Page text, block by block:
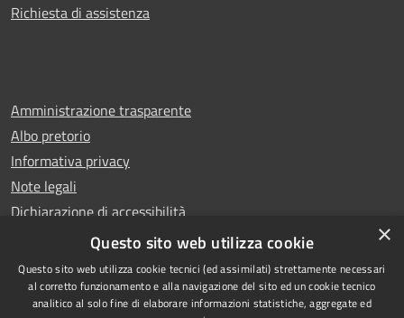
Richiesta di assistenza
Amministrazione trasparente
Albo pretorio
Informativa privacy
Note legali
Dichiarazione di accessibilità
Whistleblowing
×
Questo sito web utilizza cookie
Questo sito web utilizza cookie tecnici (ed assimilati) strettamente necessari
al corretto funzionamento e alla navigazione del sito ed un cookie tecnico
analitico al solo fine di elaborare informazioni statistiche, aggregate ed